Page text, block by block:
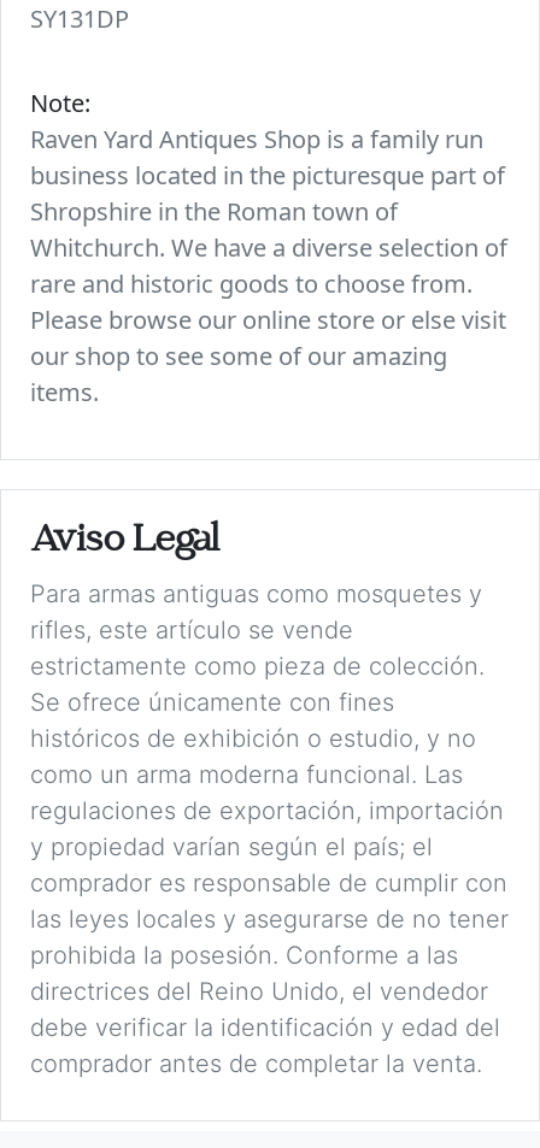
SY131DP
Note:
Raven Yard Antiques Shop is a family run
business located in the picturesque part of
Shropshire in the Roman town of
Whitchurch. We have a diverse selection of
rare and historic goods to choose from.
Please browse our online store or else visit
our shop to see some of our amazing
items.
Aviso Legal
Para armas antiguas como mosquetes y
rifles, este artículo se vende
estrictamente como pieza de colección.
Se ofrece únicamente con fines
históricos de exhibición o estudio, y no
como un arma moderna funcional. Las
regulaciones de exportación, importación
y propiedad varían según el país; el
comprador es responsable de cumplir con
las leyes locales y asegurarse de no tener
prohibida la posesión. Conforme a las
directrices del Reino Unido, el vendedor
debe verificar la identificación y edad del
comprador antes de completar la venta.